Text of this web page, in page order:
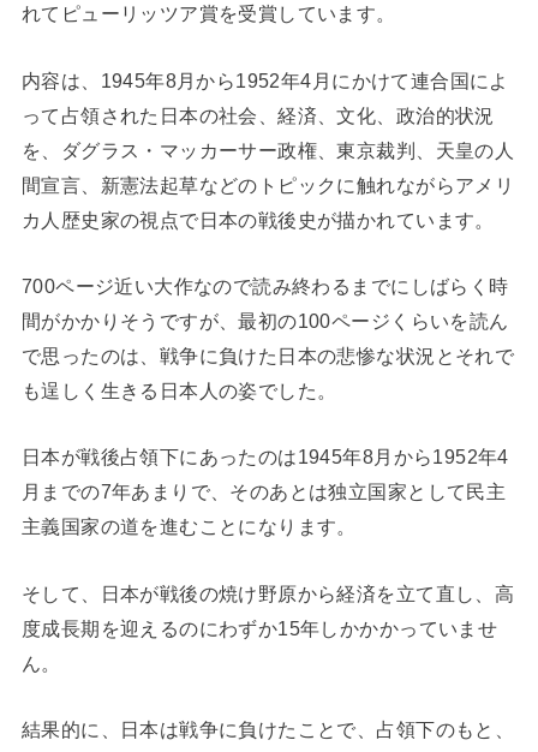
れてピューリッツア賞を受賞しています。
内容は、1945年8月から1952年4月にかけて連合国によ
って占領された日本の社会、経済、文化、政治的状況
を、ダグラス・マッカーサー政権、東京裁判、天皇の人
間宣言、新憲法起草などのトピックに触れながらアメリ
カ人歴史家の視点で日本の戦後史が描かれています。
700ページ近い大作なので読み終わるまでにしばらく時
間がかかりそうですが、最初の100ページくらいを読ん
で思ったのは、戦争に負けた日本の悲惨な状況とそれで
も逞しく生きる日本人の姿でした。
日本が戦後占領下にあったのは1945年8月から1952年4
月までの7年あまりで、そのあとは独立国家として民主
主義国家の道を進むことになります。
そして、日本が戦後の焼け野原から経済を立て直し、高
度成長期を迎えるのにわずか15年しかかかっていませ
ん。
結果的に、日本は戦争に負けたことで、占領下のもと、